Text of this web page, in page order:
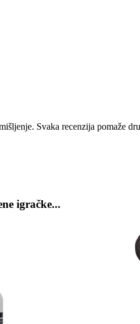
Svaka recenzija pomaže
igračke...